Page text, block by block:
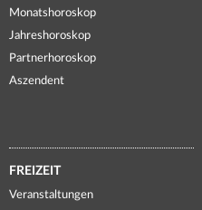
Monatshoroskop
Jahreshoroskop
Partnerhoroskop
Aszendent
FREIZEIT
Veranstaltungen